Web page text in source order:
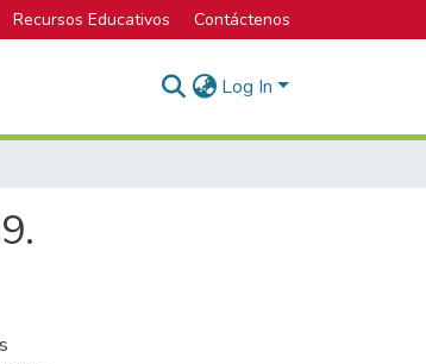
Recursos Educativos Contáctenos
Log In